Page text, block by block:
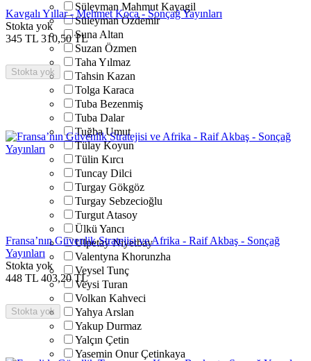
Süleyman Mahmut Kayagil
Süleyman Özdemir
Suna Altan
Suzan Özmen
Taha Yılmaz
Tahsin Kazan
Tolga Karaca
Tuba Bezenmiş
Tuba Dalar
Tuğba Umut
Tülay Koyun
Tülin Kırcı
Tuncay Dilci
Turgay Gökgöz
Turgay Sebzecioğlu
Turgut Atasoy
Ülkü Yancı
Ulpetay Niyetbay
Valentyna Khorunzha
Veysel Tunç
Veysi Turan
Volkan Kahveci
Yahya Arslan
Yakup Durmaz
Yalçın Çetin
Yasemin Onur Çetinkaya
Kavgalı Yıllar - Mehmet Koca - Sonçağ Yayınları
Stokta yok
345 TL 310,50 TL
Stokta yok
Fransa’nın Güvenlik Stratejisi ve Afrika - Raif Akbaş - Sonçağ
Yayınları
Stokta yok
448 TL 403,20 TL
Stokta yok